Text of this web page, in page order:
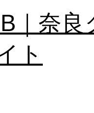
」